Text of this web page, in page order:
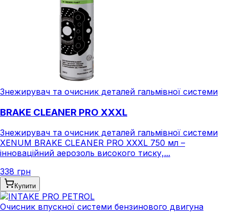
Знежирувач та очисник деталей гальмівної системи
BRAKE CLEANER PRO XXXL
Знежирувач та очисник деталей гальмівної системи
XENUM BRAKE CLEANER PRO XXXL 750 мл –
інноваційний аерозоль високого тиску,...
338 грн
Купити
Очисник впускної системи бензинового двигуна